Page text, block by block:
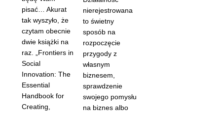
pisać… Akurat
tak wyszyło, że
czytam obecnie
dwie książki na
raz. „Frontiers in
Social
Innovation: The
Essential
Handbook for
Creating,
nierejestrowana
to świetny
sposób na
rozpoczęcie
przygody z
własnym
biznesem,
sprawdzenie
swojego pomysłu
na biznes albo